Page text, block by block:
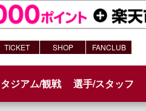
ジアム/観戦 選手/スタッフ
TICKET SHOP FANCLUB